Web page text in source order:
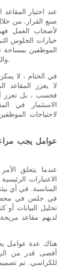
عند اختيار
صنع القرار. من
لأصحاب العمل
خيارات الجلوس
الموظفين بمساحة
والدافع ، مما يؤدي إلى زيادة الإنتاجية والرضا الوظيفي.
في الختام ، لا
لا يعزز المقاعد
فحسب ، بل تعزز
الاستثمار في
لاحتياجات
عندما يتعلق
الاعتبارات
المناسبة. في أي
في جلس في
تحليل البيانات أو
لديهم مقاعد
هناك عدة عوامل
أقصى قدر من
للكراسي. تم تصميم